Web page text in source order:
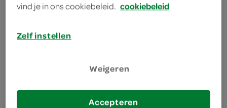
appelsmaak. Met zoetstoffen.
gebruik kan een laxerend effect hebben.
vind je in ons cookiebeleid. cookiebeleid
Zelf instellen
Weigeren
Accepteren